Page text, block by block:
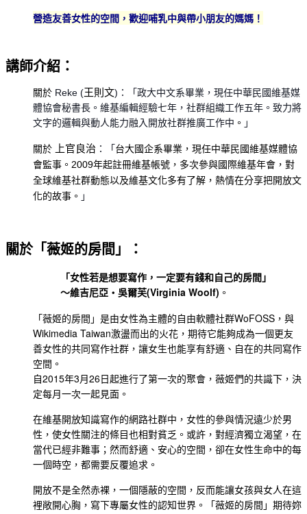
營造友善女性的空間，歡迎哺乳中與帶小朋友的媽媽！
講師介紹：
關於 Reke (王則文)：「政大中文系畢業，現任中華民國維基媒
體協會秘書長。維基編輯經驗七年，社群組織工作五年。致力將
文字的邏輯與動人能力融入開放社群推廣工作中 。 」
關於 上官良治 ：「 台大國企系畢業，現任中華民國維基媒體協
會監事。2009年起註冊維基帳號，多次參與國際維基年會，對
全球維基社群動態以及維基文化多有了解，熱情在分享把開放文
化的故事。 」
關於「薇姬的房間」：
「女性若是想要寫作，一定要有錢和自己的房間」
～維吉尼亞・吳爾芙(Virginia Woolf) 。
「薇姬的房間」是由女性為主體的自由軟體社群WoFOSS，與
Wikimedia Taiwan激盪而出的火花，期待它能夠成為一個更友
善女性的共同寫作社群，讓女生也能享有舒適、自在的共同寫作
空間。
自2015年3月26日起進行了第一次的聚會，薇姬們的共識下，決
定每月一次一起見面。
在維基開放知識寫作的網路社群中，女性的參與情況遠少於男
性，使女性關注的條目也相對貧乏。或許，對經濟獨立渴望，在
當代已經非難事；然而舒適、安心的空間，卻在女性生命中的每
一個時空，都需要反覆追求。
開放不是全然赤裸，一個隱蔽的空間，反而能讓女孩與女人在這
裡敞開心胸，寫下專屬女性的認知世界。「薇姬的房間」期待妳